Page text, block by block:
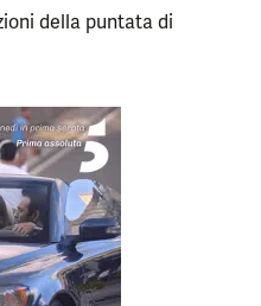
della puntata di